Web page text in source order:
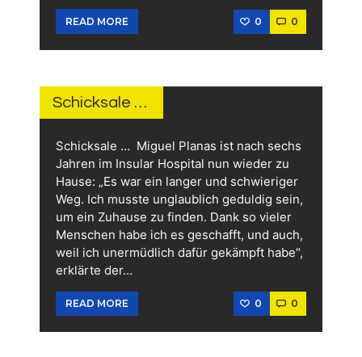
READ MORE 0 0
Schicksale …
Schicksale … Miguel Planas ist nach sechs
Jahren im Insular Hospital nun wieder zu
Hause: „Es war ein langer und schwieriger
Weg. Ich musste unglaublich geduldig sein,
um ein Zuhause zu finden. Dank so vieler
Menschen habe ich es geschafft, und auch,
weil ich unermüdlich dafür gekämpft habe“,
erklärte der…
READ MORE 0 0